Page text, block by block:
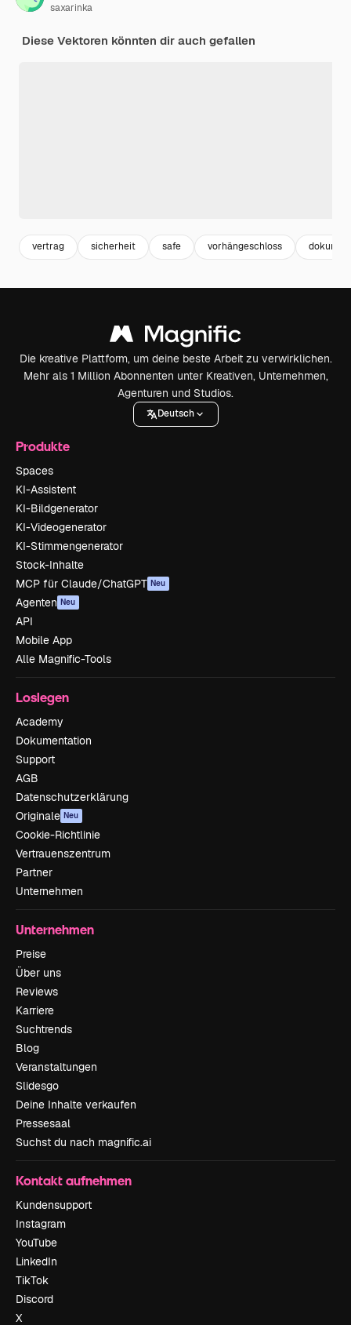
saxarinka
Diese Vektoren könnten dir auch gefallen
vertrag sicherheit safe vorhängeschloss
Die kreative Plattform, um deine beste Arbeit zu verwirklichen.
Mehr als 1 Million Abonnenten unter Kreativen, Unternehmen,
Agenturen und Studios.
Deutsch
Produkte
Spaces
KI-Assistent
KI-Bildgenerator
KI-Videogenerator
KI-Stimmengenerator
Stock-Inhalte
MCP für Claude/ChatGPT Neu
Agenten Neu
API
Mobile App
Alle Magnific-Tools
Loslegen
Academy
Dokumentation
Support
AGB
Datenschutzerklärung
Originale Neu
Cookie-Richtlinie
Vertrauenszentrum
Partner
Unternehmen
Unternehmen
Preise
Über uns
Reviews
Karriere
Suchtrends
Blog
Veranstaltungen
Slidesgo
Deine Inhalte verkaufen
Pressesaal
Suchst du nach magnific.ai
Kontakt aufnehmen
Kundensupport
Instagram
YouTube
LinkedIn
TikTok
Discord
X